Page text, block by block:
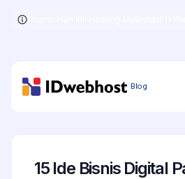
Blog
15 Ide Bisnis Digital